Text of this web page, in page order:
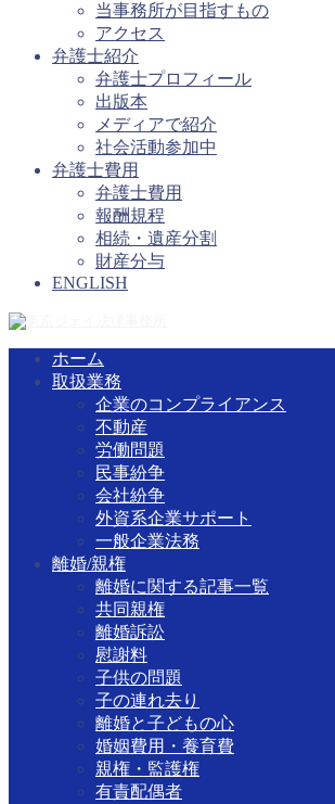
当事務所が目指すもの
アクセス
弁護士紹介
弁護士プロフィール
出版本
メディアで紹介
社会活動参加中
弁護士費用
弁護士費用
報酬規程
相続・遺産分割
財産分与
ENGLISH
ホーム
取扱業務
企業のコンプライアンス
不動産
労働問題
民事紛争
会社紛争
外資系企業サポート
一般企業法務
離婚/親権
離婚に関する記事一覧
共同親権
離婚訴訟
慰謝料
子供の問題
子の連れ去り
離婚と子どもの心
婚姻費用・養育費
親権・監護権
有責配偶者